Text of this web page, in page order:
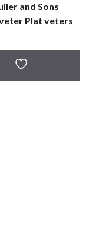
and Sons
Plat veters